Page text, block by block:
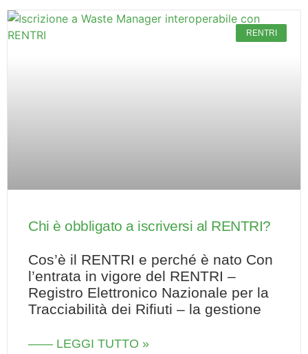
RENTRI
Chi è obbligato a iscriversi al RENTRI?
Cos’è il RENTRI e perché è nato Con
l’entrata in vigore del RENTRI –
Registro Elettronico Nazionale per la
Tracciabilità dei Rifiuti – la gestione
—— LEGGI TUTTO »